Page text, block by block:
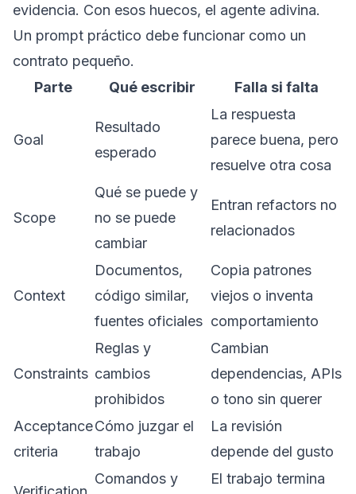
evidencia. Con esos huecos, el agente adivina.
Un prompt práctico debe funcionar como un
contrato pequeño.
Parte
Qué escribir Falla si falta
Goal
Resultado
esperado
La respuesta
parece buena, pero
resuelve otra cosa
Scope
Qué se puede y
no se puede
cambiar
Entran refactors no
relacionados
Context
Documentos,
código similar,
fuentes oficiales
Copia patrones
viejos o inventa
comportamiento
Constraints
Reglas y
cambios
prohibidos
Cambian
dependencias, APIs
o tono sin querer
Acceptance
criteria
Cómo juzgar el
trabajo
La revisión
depende del gusto
Comandos y
El trabajo termina